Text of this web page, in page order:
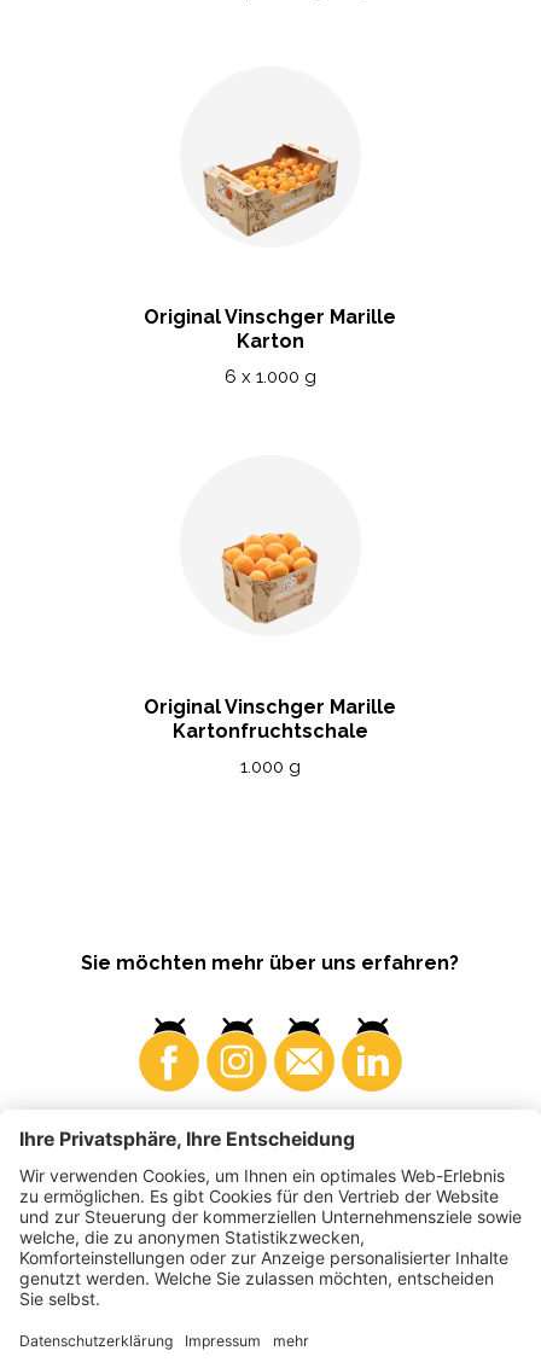
Original Vinschger Marille
Karton
6 x 1.000 g
Original Vinschger Marille
Kartonfruchtschale
1.000 g
Sie möchten mehr über uns erfahren?
Konsumenten Produzenten
2026
VI.P Gen. landw. Gesellschaft